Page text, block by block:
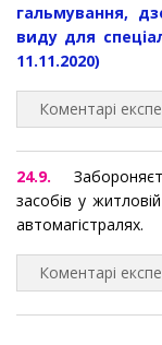
гальмування,
виду для
11.11.2020)
Коментарі
24.9.
засобів у
автомагістралях.
Коментарі